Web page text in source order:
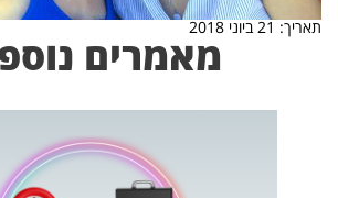
תאריך: 21 ביוני 2018
מאמרים